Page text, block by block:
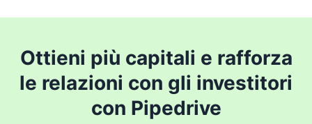
Ottieni più capitali e rafforza
le relazioni con gli investitori
con Pipedrive